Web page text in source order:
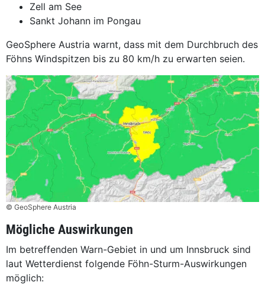
Zell am See
Sankt Johann im Pongau
GeoSphere Austria warnt, dass mit dem Durchbruch des
Föhns Windspitzen bis zu 80 km/h zu erwarten seien.
© GeoSphere Austria
Mögliche Auswirkungen
Im betreffenden Warn-Gebiet in und um Innsbruck sind
laut Wetterdienst folgende Föhn-Sturm-Auswirkungen
möglich: